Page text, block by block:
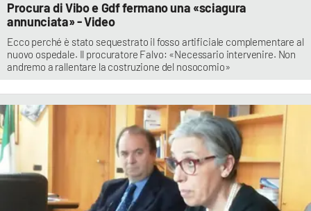
Procura di Vibo e Gdf fermano una «sciagura
annunciata» - Video
Ecco perché è stato sequestrato il fosso artificiale complementare al
nuovo ospedale. Il procuratore Falvo: «Necessario intervenire. Non
andremo a rallentare la costruzione del nosocomio»